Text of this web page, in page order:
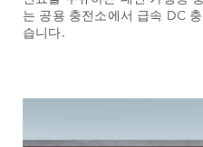
는 공용 충전소에서 급속 DC
습니다.